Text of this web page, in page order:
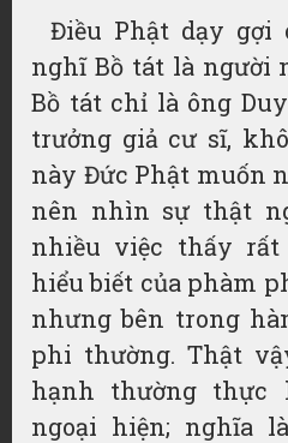
Điều Phật dạy gợi
nghĩ Bồ tát là người
Bồ tát chỉ là ông
trưởng giả cư sĩ,
này Đức Phật muốn
nên nhìn sự thật
nhiều việc thấy
hiểu biết của phàm
nhưng bên trong
phi thường. Thật
hạnh thường thực
ngoại hiện; nghĩa